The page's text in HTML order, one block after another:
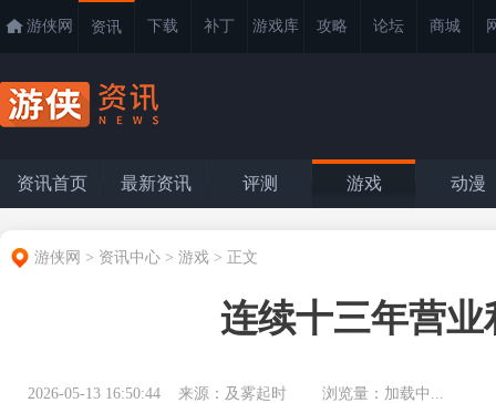
游侠网 资讯 下载 补丁 游戏库 攻略 论坛 商城
资讯首页 最新资讯 评测 游戏 动漫
游侠网 > 资讯中心 > 游戏 > 正文
连续十三年营业
2026-05-13 16:50:44 来源：及雾起时 浏览量： 加载中...